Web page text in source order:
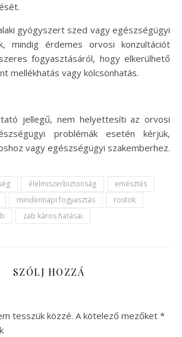
gyógyszert szed vagy egészségügyi
mindig érdemes orvosi konzultációt
fogyasztásáról, hogy elkerülhető
mellékhatás vagy kölcsönhatás.
jellegű, nem helyettesíti az orvosi
problémák esetén kérjük,
vagy egészségügyi szakemberhez.
élelmiszerbiztonság
emésztés
mindennapi fogyasztás
rostok
zab káros hatásai
SZÓLJ HOZZÁ
tesszük közzé. A kötelező mezőket *